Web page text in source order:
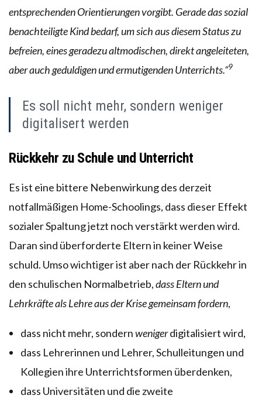
entsprechenden Orientierungen vorgibt. Gerade das sozial
benachteiligte Kind bedarf, um sich aus diesem Status zu
befreien, eines geradezu altmodischen, direkt angeleiteten,
aber auch geduldigen und ermutigenden Unterrichts.“9
Es soll nicht mehr, sondern weniger
digitalisert werden
Rückkehr zu Schule und Unterricht
Es ist eine bittere Nebenwirkung des derzeit
notfallmäßigen Home-Schoolings, dass dieser Effekt
sozialer Spaltung jetzt noch verstärkt werden wird.
Daran sind überforderte Eltern in keiner Weise
schuld. Umso wichtiger ist aber nach der Rückkehr in
den schulischen Normalbetrieb,dass Eltern und
Lehrkräfte als Lehre aus der Krise gemeinsam fordern,
dass nicht mehr, sondernwenigerdigitalisiert wird,
dass Lehrerinnen und Lehrer, Schulleitungen und
Kollegien ihre Unterrichtsformen überdenken,
dass Universitäten und die zweite